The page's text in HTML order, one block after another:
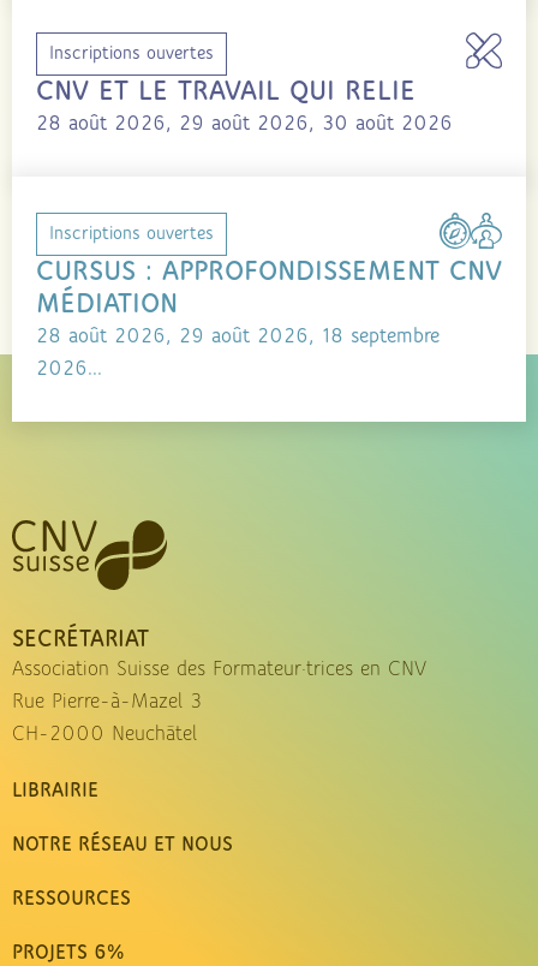
Inscriptions ouvertes
CNV ET LE TRAVAIL QUI RELIE
28 août 2026, 29 août 2026, 30 août 2026
Inscriptions ouvertes
CURSUS : APPROFONDISSEMENT CNV
MÉDIATION
28 août 2026, 29 août 2026, 18 septembre
2026...
SECRÉTARIAT
Association Suisse des Formateur·trices en CNV
Rue Pierre-à-Mazel 3
CH-2000 Neuchâtel
LIBRAIRIE
NOTRE RÉSEAU ET NOUS
RESSOURCES
PROJETS 6%